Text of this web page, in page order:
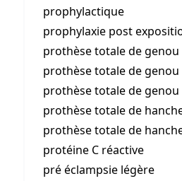
prophylactique
prophylaxie post
prothèse totale de genou
prothèse totale de
prothèse totale de genou
prothèse totale de
prothèse totale de
protéine C réactive
pré éclampsie légère